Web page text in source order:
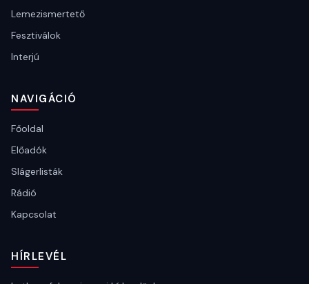
Lemezismertető
Fesztiválok
Interjú
NAVIGÁCIÓ
Főoldal
Előadók
Slágerlisták
Rádió
Kapcsolat
HÍRLEVÉL